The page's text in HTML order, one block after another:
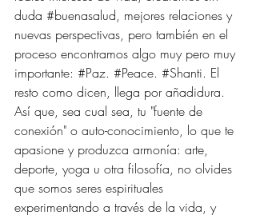
duda #buenasalud, mejores relaciones y
nuevas perspectivas, pero también en el
proceso encontramos algo muy pero muy
importante: #Paz. #Peace. #Shanti. El
resto como dicen, llega por añadidura.
Así que, sea cual sea, tu "fuente de
conexión" o auto-conocimiento, lo que te
apasione y produzca armonía: arte,
deporte, yoga u otra filosofía, no olvides
que somos seres espirituales
experimentando a través de la vida, y